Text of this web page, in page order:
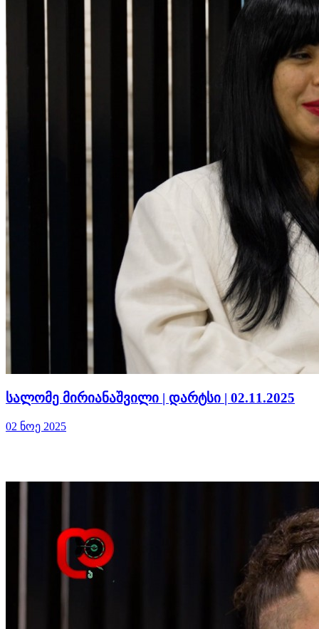
სალომე მირიანაშვილი | დარტსი | 02.11.2025
02 ნოე 2025